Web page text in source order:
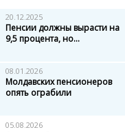
20.12.2025
Пенсии должны вырасти на
9,5 процента, но...
08.01.2026
Молдавских пенсионеров
опять ограбили
05.08.2026